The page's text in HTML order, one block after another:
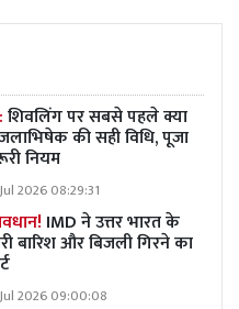
शिवलिंग पर सबसे पहले क्या
की सही विधि, पूजा
नियम
2026 08:29:31
IMD ने उत्तर भारत के
बारिश और बिजली गिरने का
2026 09:00:08